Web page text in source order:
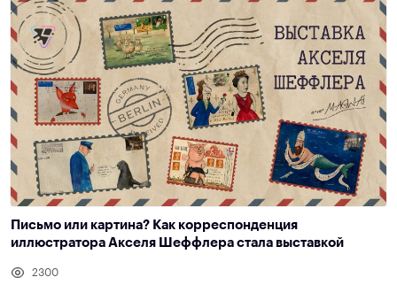
Письмо или картина? Как корреспонденция
иллюстратора Акселя Шеффлера стала выставкой
2300